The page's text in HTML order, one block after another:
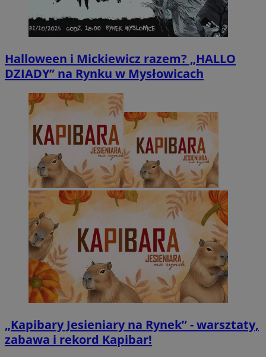
Halloween i Mickiewicz razem? „HALLO
DZIADY” na Rynku w Mysłowicach
„Kapibary Jesieniary na Rynek” - warsztaty,
zabawa i rekord Kapibar!